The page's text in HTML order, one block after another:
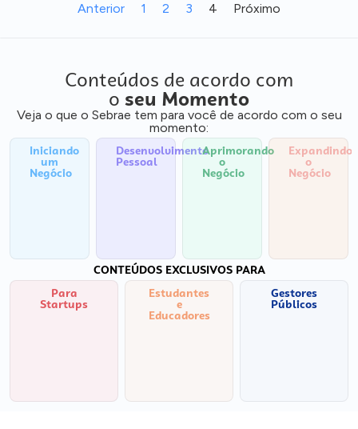
Anterior 1 2 3 4 Próximo
Conteúdos de acordo com
o seu Momento
Veja o que o Sebrae tem para você de acordo com o seu
momento:
Iniciando
um
Negócio
Desenvolvimento
Pessoal
Aprimorando
o
Negócio
Expandindo
o
Negócio
CONTEÚDOS EXCLUSIVOS PARA
Para
Startups
Estudantes
e
Educadores
Gestores
Públicos